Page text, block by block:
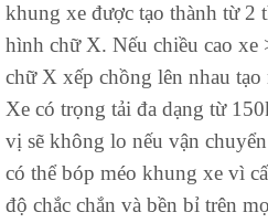
khung xe được tạo thành từ 2
hình chữ X. Nếu chiều cao
chữ X xếp chồng lên nhau tạo
Xe có trọng tải đa dạng từ
vị sẽ không lo nếu vận
có thể bóp méo khung xe vì
độ chắc chắn và bền bỉ trên